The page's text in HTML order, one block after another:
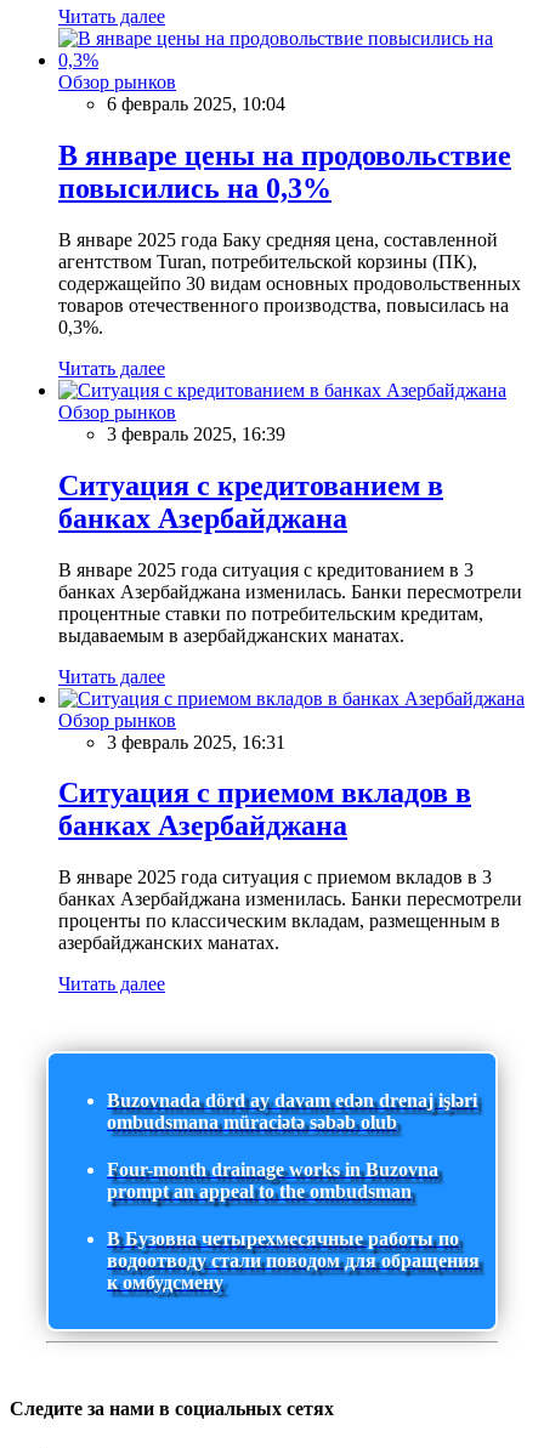
Читать далее
Обзор рынков
6 февраль 2025, 10:04
В январе цены на продовольствие
повысились на 0,3%
В январе 2025 года Баку средняя цена, составленной
агентством Turan, потребительской корзины (ПК),
содержащейпо 30 видам основных продовольственных
товаров отечественного производства, повысилась на
0,3%.
Читать далее
Обзор рынков
3 февраль 2025, 16:39
Ситуация с кредитованием в
банках Азербайджана
В январе 2025 года ситуация с кредитованием в 3
банках Азербайджана изменилась. Банки пересмотрели
процентные ставки по потребительским кредитам,
выдаваемым в азербайджанских манатах.
Читать далее
Обзор рынков
3 февраль 2025, 16:31
Ситуация с приемом вкладов в
банках Азербайджана
В январе 2025 года ситуация с приемом вкладов в 3
банках Азербайджана изменилась. Банки пересмотрели
проценты по классическим вкладам, размещенным в
азербайджанских манатах.
Читать далее
Buzovnada dörd ay davam edən drenaj işləri
ombudsmana müraciətə səbəb olub
Four-month drainage works in Buzovna
prompt an appeal to the ombudsman
В Бузовна четырехмесячные работы по
водоотводу стали поводом для обращения
к омбудсмену
Следите за нами в социальных сетях